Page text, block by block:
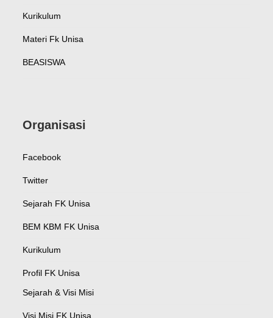
Kurikulum
Materi Fk Unisa
BEASISWA
Organisasi
Facebook
Twitter
Sejarah FK Unisa
BEM KBM FK Unisa
Kurikulum
Profil FK Unisa
Sejarah & Visi Misi
Visi Misi FK Unisa